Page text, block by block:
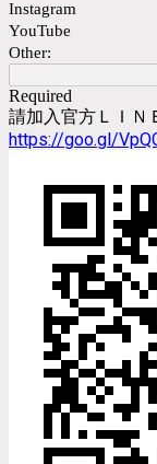
Instagram
YouTube
Other:
Required
請加入官方ＬＩＮ
https://goo.gl/